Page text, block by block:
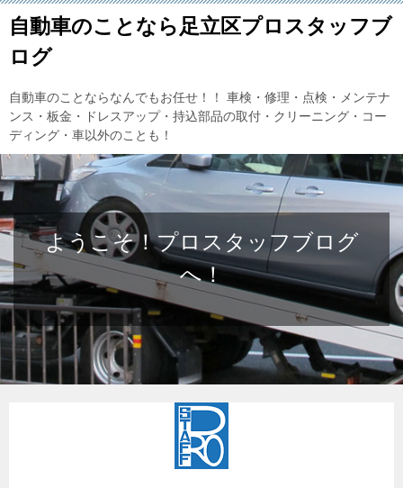
自動車のことなら足立区プロスタッフブ
ログ
自動車のことならなんでもお任せ！！ 車検・修理・点検・メンテナ
ンス・板金・ドレスアップ・持込部品の取付・クリーニング・コー
ディング・車以外のことも！
ようこそ！プロスタッフブログ
へ！